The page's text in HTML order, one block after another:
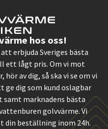
hos oss!
erbjuda Sveriges bästa
ett lågt pris. Om vi mot
av dig, så ska vi se om vi
ge dig som kund oslagbar
samt marknadens bästa
golvvärme. Vi
din beställning inom 24h.